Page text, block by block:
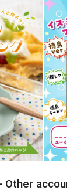
Other